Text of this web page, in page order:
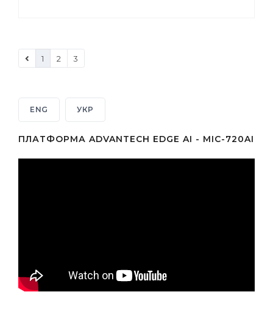
1 2 3
ENG УКР
ПЛАТФОРМА ADVANTECH EDGE AI - MIC-720AI